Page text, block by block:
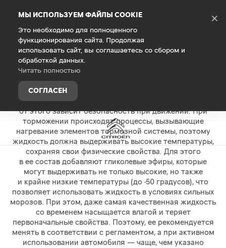
МЫ ИСПОЛЬЗУЕМ ФАЙЛЫ COOKIE
Это необходимо для полноценного
функционирования сайта. Продолжая
использовать сайт, вы соглашаетесь со сбором и
обработкой данных.
Читать полностью
СОГЛАСЕН
×
Главная Владельцам Запасные части и аксессуары
ТОРМОЗНАЯ ЖИДКОСТЬ
Для надежной работы тормозной системы автомобиля
необходима качественная тормозная жидкость, так как
от этого зависит безопасность при движении. При
торможении происходят процессы, вызывающие
нагревание элементов тормозной системы, поэтому
жидкость должна выдерживать высокие температуры,
сохраняя свои физические свойства. Для этого
в ее состав добавляют гликолевые эфиры, которые
могут выдерживать не только высокие, но также
и крайне низкие температуры (до -50 градусов), что
позволяет использовать жидкость в условиях сильных
морозов. При этом, даже самая качественная жидкость
со временем насыщается влагой и теряет
первоначальные свойства. Поэтому, ее рекомендуется
менять в соответствии с регламентом, а при активном
использовании автомобиля — чаще, чем указано